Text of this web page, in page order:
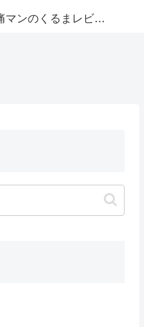
腰痛マンのくるまレビュー